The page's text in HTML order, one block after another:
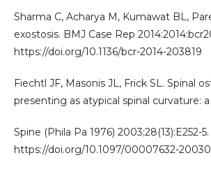
Sharma C, Acharya M, Kumawat BL,
exostosis. BMJ Case Rep
https://doi.org/10.1136/bcr-2014-203819
Fiechtl JF, Masonis JL, Frick SL. Spinal
presenting as atypical spinal curvature:
Spine (Phila Pa 1976) 2003;28(13):E252-5.
https://doi.org/10.1097/00007632-